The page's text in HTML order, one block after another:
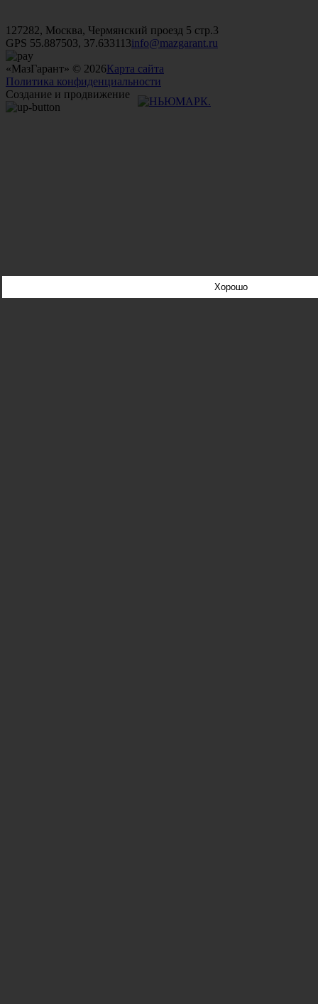
127282, Москва, Чермянский проезд 5 стр.3
GPS 55.887503, 37.633113info@mazgarant.ru
«МазГарант» © 2026Карта сайта
Политика конфиденциальности
Создание и продвижение
Хорошо